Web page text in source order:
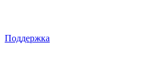
Поддержка